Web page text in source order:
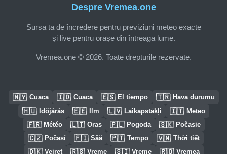
Despre Vremea.one
Sursa ta de încredere pentru previziuni meteo exacte
și live pentru orașe din întreaga lume.
Vremea.one © 2026. Toate drepturile rezervate.
🇲🇾 Cuaca 🇮🇩 Cuaca 🇪🇸 El tiempo 🇹🇷 Hava durumu
🇭🇺 Időjárás 🇪🇪 Ilm 🇱🇻 Laikapstākļi 🇮🇹 Meteo
🇫🇷 Météo 🇱🇹 Oras 🇵🇱 Pogoda 🇸🇰 Počasie
🇨🇿 Počasí 🇫🇮 Sää 🇵🇹 Tempo 🇻🇳 Thời tiết
🇩🇰 Vejret 🇷🇸 Vreme 🇸🇮 Vreme 🇷🇴 Vremea